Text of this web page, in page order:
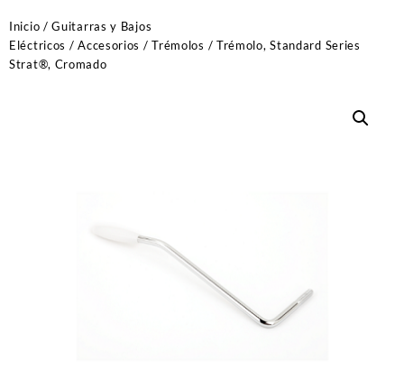
Inicio /Guitarras y Bajos
Eléctricos /Accesorios /Trémolos / Trémolo, Standard Series
Strat®, Cromado